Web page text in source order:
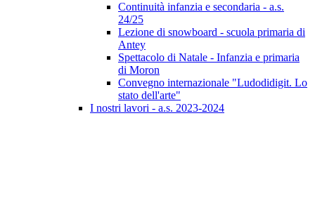
Continuità infanzia e secondaria - a.s.
24/25
Lezione di snowboard - scuola primaria di
Antey
Spettacolo di Natale - Infanzia e primaria
di Moron
Convegno internazionale "Ludodidigit. Lo
stato dell'arte"
I nostri lavori - a.s. 2023-2024